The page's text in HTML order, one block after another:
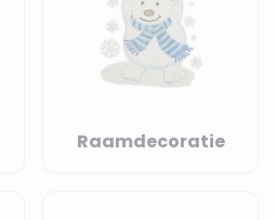
Raamdecoratie